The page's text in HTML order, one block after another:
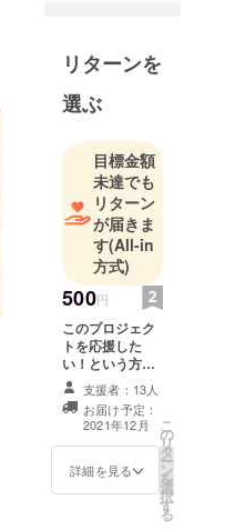
リターンを
選ぶ
目標金額
未達でも
リターン
が届きま
す(All-in
方式)
500円
このプロジェク
トを応援した
い！という方
に。 活動報告欄
にて、お一人ず
つお礼を述べさ
せて頂きます！
支援者：13人
お届け予定：
2021年12月
詳細を見る
こ
の
リ
タ
ー
ン
を
選
択
す
る